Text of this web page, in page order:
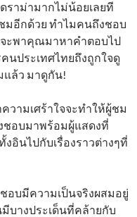
ราม่ามากไม่น้อยเลยที
มอีกด้วย ทำไมคนถึงชอบ
ะพาคุณมาหาคำตอบไป
นประเทศไทยถึงถูกใจดู
ล้ว มาดูกัน!
ามเศร้าใจจะทำให้ผู้ชม
ชอบมาพร้อมผู้แสดงที่
อินไปกับเรื่องราวต่างๆที่
อบมีความเป็นจริงผสมอยู่
บางประเด็นที่คล้ายกับ